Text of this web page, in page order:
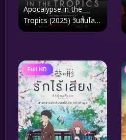
Apocalypse in the
Tropics (2025) วันสิ้นโลก
ในเขตร้อน
Full HD